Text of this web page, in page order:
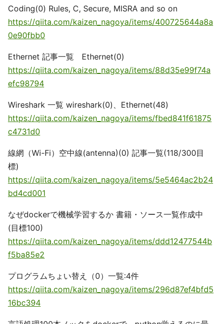
Coding(0) Rules, C, Secure, MISRA and so on
https://qiita.com/kaizen_nagoya/items/400725644a8a
0e90fbb0
Ethernet 記事一覧 Ethernet(0)
https://qiita.com/kaizen_nagoya/items/88d35e99f74a
efc98794
Wireshark 一覧 wireshark(0)、Ethernet(48)
https://qiita.com/kaizen_nagoya/items/fbed841f61875
c4731d0
線網（Wi-Fi）空中線(antenna)(0) 記事一覧(118/300目
標)
https://qiita.com/kaizen_nagoya/items/5e5464ac2b24
bd4cd001
なぜdockerで機械学習するか 書籍・ソース一覧作成中
(目標100)
https://qiita.com/kaizen_nagoya/items/ddd12477544b
f5ba85e2
プログラムちょい替え（0）一覧:4件
https://qiita.com/kaizen_nagoya/items/296d87ef4bfd5
16bc394